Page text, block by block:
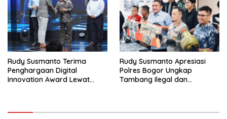
Rudy Susmanto Terima
Penghargaan Digital
Innovation Award Lewat
Rudy Susmanto Apresiasi
Polres Bogor Ungkap
Tambang Ilegal dan